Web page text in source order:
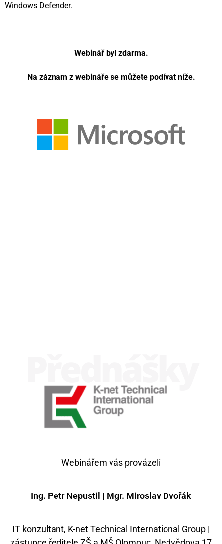
Windows Defender.
Webinář byl zdarma.
Na záznam z webináře se můžete podívat níže.
Webinářem vás provázeli
Ing. Petr Nepustil | Mgr. Miroslav Dvořák
IT konzultant, K-net Technical International Group |